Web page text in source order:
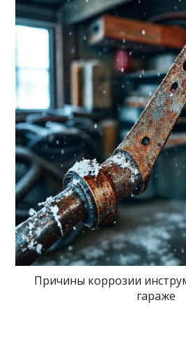
Причины коррозии
гараже